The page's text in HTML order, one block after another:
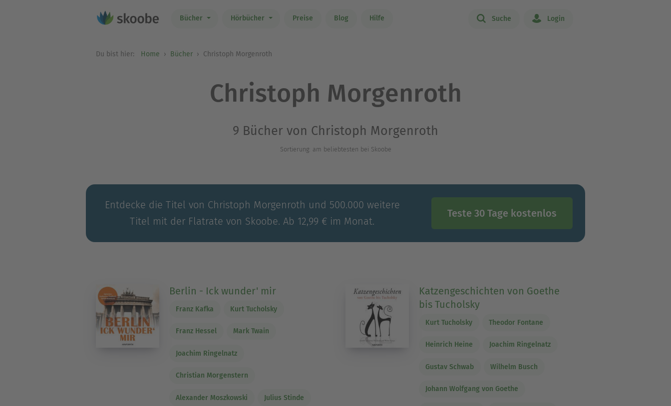
Bücher Hörbücher Preise Blog Hilfe Suche Login
Du bist hier: Home Bücher Christoph Morgenroth
Christoph Morgenroth
9 Bücher von Christoph Morgenroth
Sortierung: am beliebtesten bei Skoobe
Entdecke die Titel von Christoph Morgenroth und 500.000 weitere
Titel mit der Flatrate von Skoobe. Ab 12,99 € im Monat.
Teste 30 Tage kostenlos
Berlin - Ick wunder' mir
Franz Kafka Kurt Tucholsky
Franz Hessel Mark Twain
Joachim Ringelnatz
Christian Morgenstern
Alexander Moszkowski Julius Stinde
Katzengeschichten von Goethe
bis Tucholsky
Kurt Tucholsky Theodor Fontane
Heinrich Heine Joachim Ringelnatz
Gustav Schwab Wilhelm Busch
Johann Wolfgang von Goethe